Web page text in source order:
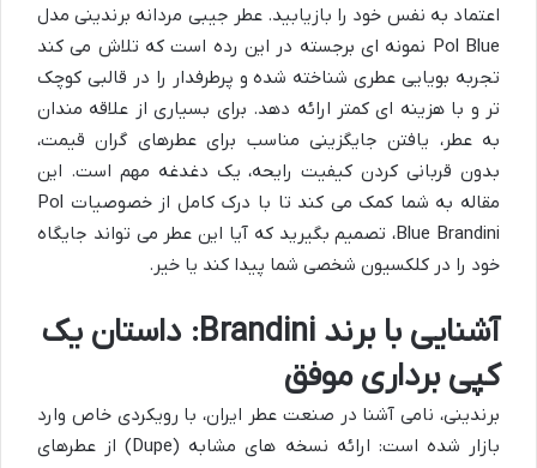
اعتماد به نفس خود را بازیابید. عطر جیبی مردانه برندینی مدل
Pol Blue نمونه ای برجسته در این رده است که تلاش می کند
تجربه بویایی عطری شناخته شده و پرطرفدار را در قالبی کوچک
تر و با هزینه ای کمتر ارائه دهد. برای بسیاری از علاقه مندان
به عطر، یافتن جایگزینی مناسب برای عطرهای گران قیمت،
بدون قربانی کردن کیفیت رایحه، یک دغدغه مهم است. این
مقاله به شما کمک می کند تا با درک کامل از خصوصیات Pol
Blue Brandini، تصمیم بگیرید که آیا این عطر می تواند جایگاه
خود را در کلکسیون شخصی شما پیدا کند یا خیر.
آشنایی با برند Brandini: داستان یک
کپی برداری موفق
برندینی، نامی آشنا در صنعت عطر ایران، با رویکردی خاص وارد
بازار شده است: ارائه نسخه های مشابه (Dupe) از عطرهای